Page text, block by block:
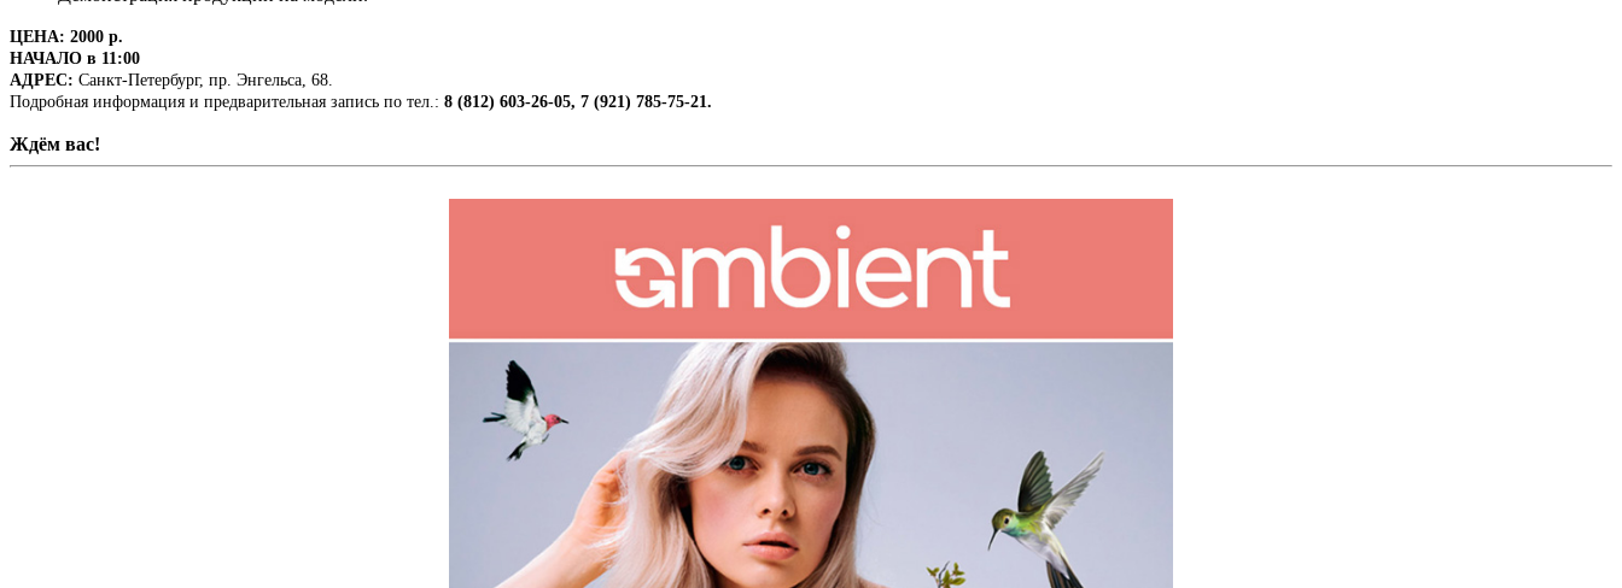
ЦЕНА: 2000 р.
НАЧАЛО в 11:00
АДРЕС: Санкт-Петербург, пр. Энгельса, 68.
Подробная информация и предварительная запись по тел.: 8 (812) 603-26-05, 7 (921) 785-75-21 .
Ждём вас!